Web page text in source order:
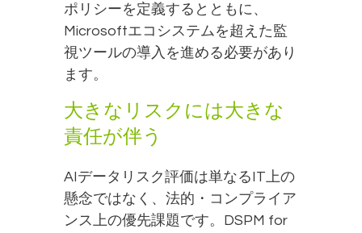
ポリシーを定義するとともに、
Microsoftエコシステムを超えた監
視ツールの導入を進める必要があり
ます。
大きなリスクには大きな
責任が伴う
AIデータリスク評価は単なるIT上の
懸念ではなく、法的・コンプライア
ンス上の優先課題です。DSPM for